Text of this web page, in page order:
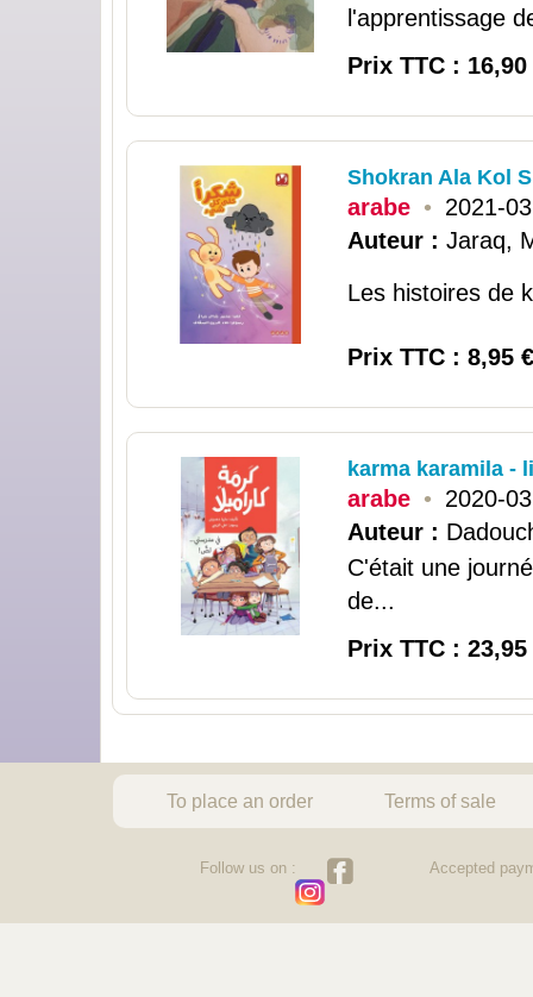
l'apprentissage
Prix TTC : 16,90
Shokran Ala Kol
arabe • 2021-03
Auteur : Jaraq,
Les histoires de
Prix TTC : 8,95 €
karma karamila -
arabe • 2020-03
Auteur :
C'était une
de...
Prix TTC : 23,95
To place an order Terms of sale
Follow us on : Accepted